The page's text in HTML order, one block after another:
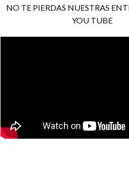
NO TE PIERDAS NUESTRAS
YOU TUBE